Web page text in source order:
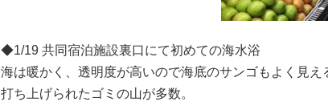
◆1/19 共同宿泊施設裏口にて初めての海水浴
海は暖かく、透明度が高いので海底のサンゴもよく見え
打ち上げられたゴミの山が多数。